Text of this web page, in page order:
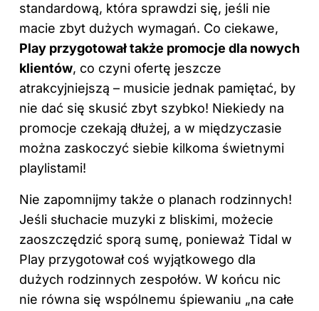
standardową, która sprawdzi się, jeśli nie
macie zbyt dużych wymagań. Co ciekawe,
Play przygotował także promocje dla nowych
klientów, co czyni ofertę jeszcze
atrakcyjniejszą – musicie jednak pamiętać, by
nie dać się skusić zbyt szybko! Niekiedy na
promocje czekają dłużej, a w międzyczasie
można zaskoczyć siebie kilkoma świetnymi
playlistami!
Nie zapomnijmy także o planach rodzinnych!
Jeśli słuchacie muzyki z bliskimi, możecie
zaoszczędzić sporą sumę, ponieważ Tidal w
Play przygotował coś wyjątkowego dla
dużych rodzinnych zespołów. W końcu nic
nie równa się wspólnemu śpiewaniu „na całe